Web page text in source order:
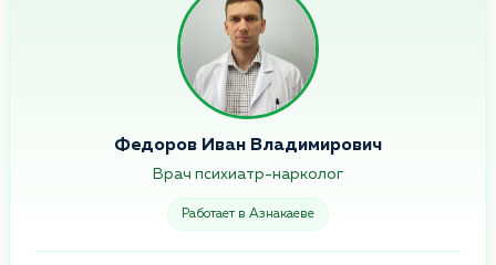
Федоров Иван Владимирович
Врач психиатр-нарколог
Работает в Азнакаеве